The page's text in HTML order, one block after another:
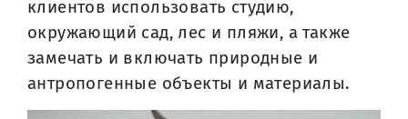
клиентов использовать студию,
окружающий сад, лес и пляжи, а также
замечать и включать природные и
антропогенные объекты и материалы.